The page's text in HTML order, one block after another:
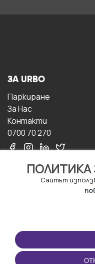
ПОЛИТИКА
Сайтът
ЗА URBO
Паркиране
За Hас
Контакти
0700 70 270
ПОЛЗВАНЕ
Правила и условия за
ползване